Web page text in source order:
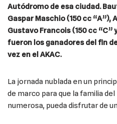
Autódromo de esa ciudad.
Gaspar Maschio (150 cc “A”),
Gustavo Francois (150 cc “C”
fueron los ganadores del fin
vez en el AKAC.
La jornada nublada en un
de marco para que la familia
numerosa, pueda disfrutar de